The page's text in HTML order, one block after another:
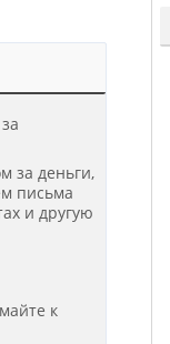
за деньги,
письма
и другую
к